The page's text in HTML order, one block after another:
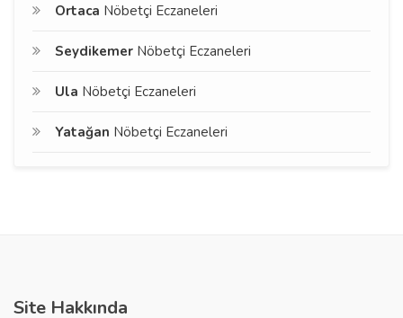
Ortaca Nöbetçi Eczaneleri
Seydikemer Nöbetçi Eczaneleri
Ula Nöbetçi Eczaneleri
Yatağan Nöbetçi Eczaneleri
Site Hakkında